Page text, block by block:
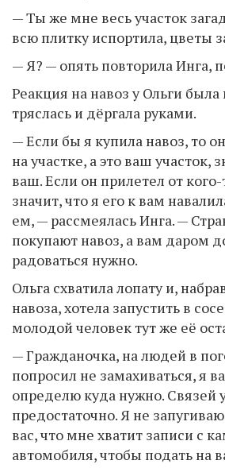
— Ты же мне весь участок
всю плитку испортила, цветы
— Я? — опять повторила Инга,
Реакция на навоз у Ольги
тряслась и дёргала руками.
— Если бы я купила навоз, то
на участке, а это ваш участок,
ваш. Если он прилетел от кого-
значит, что я его к вам
ем, — рассмеялась Инга. —
покупают навоз, а вам даром
радоваться нужно.
Ольга схватила лопату и,
навоза, хотела запустить в
молодой человек тут же её
— Гражданочка, на людей в
попросил не замахиваться, я
определю куда нужно. Связей
предостаточно. Я не
вас, что мне хватит записи с
автомобиля, чтобы подать на